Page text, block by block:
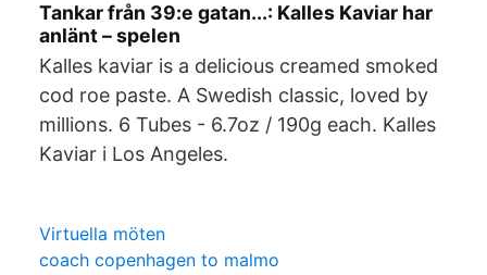
Tankar från 39:e gatan...: Kalles Kaviar har
anlänt – spelen
Kalles kaviar is a delicious creamed smoked
cod roe paste. A Swedish classic, loved by
millions. 6 Tubes - 6.7oz / 190g each. Kalles
Kaviar i Los Angeles.
Virtuella möten
coach copenhagen to malmo